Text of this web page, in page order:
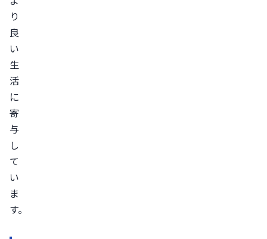
り
良
い
生
活
に
寄
与
し
て
い
ま
す。